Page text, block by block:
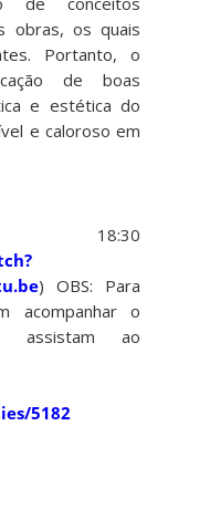
obras, os quais
Portanto, o
de boas
e estética do
e caloroso em
) OBS: Para
acompanhar o
assistam ao
5182